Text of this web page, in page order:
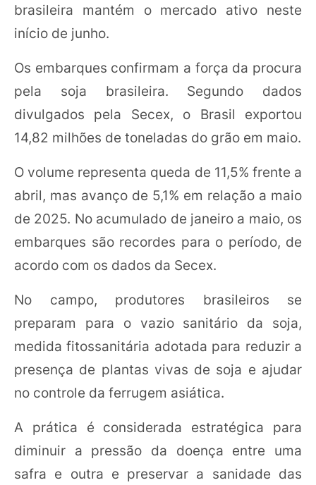
brasileira mantém o mercado ativo neste
início de junho.
Os embarques confirmam a força da procura
pela soja brasileira. Segundo dados
divulgados pela Secex, o Brasil exportou
14,82 milhões de toneladas do grão em maio.
O volume representa queda de 11,5% frente a
abril, mas avanço de 5,1% em relação a maio
de 2025. No acumulado de janeiro a maio, os
embarques são recordes para o período, de
acordo com os dados da Secex.
No campo, produtores brasileiros se
preparam para o vazio sanitário da soja,
medida fitossanitária adotada para reduzir a
presença de plantas vivas de soja e ajudar
no controle da ferrugem asiática.
A prática é considerada estratégica para
diminuir a pressão da doença entre uma
safra e outra e preservar a sanidade das